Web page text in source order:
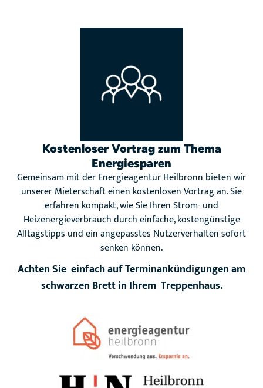
Kostenloser Vortrag zum Thema
Energiesparen
Gemeinsam mit der Energieagentur Heilbronn bieten wir
unserer Mieterschaft einen kostenlosen Vortrag an. Sie
erfahren kompakt, wie Sie Ihren Strom- und
Heizenergieverbrauch durch einfache, kostengünstige
Alltagstipps und ein angepasstes Nutzerverhalten sofort
senken können.
Achten Sie einfach auf Terminankündigungen am
schwarzen Brett in Ihrem Treppenhaus.